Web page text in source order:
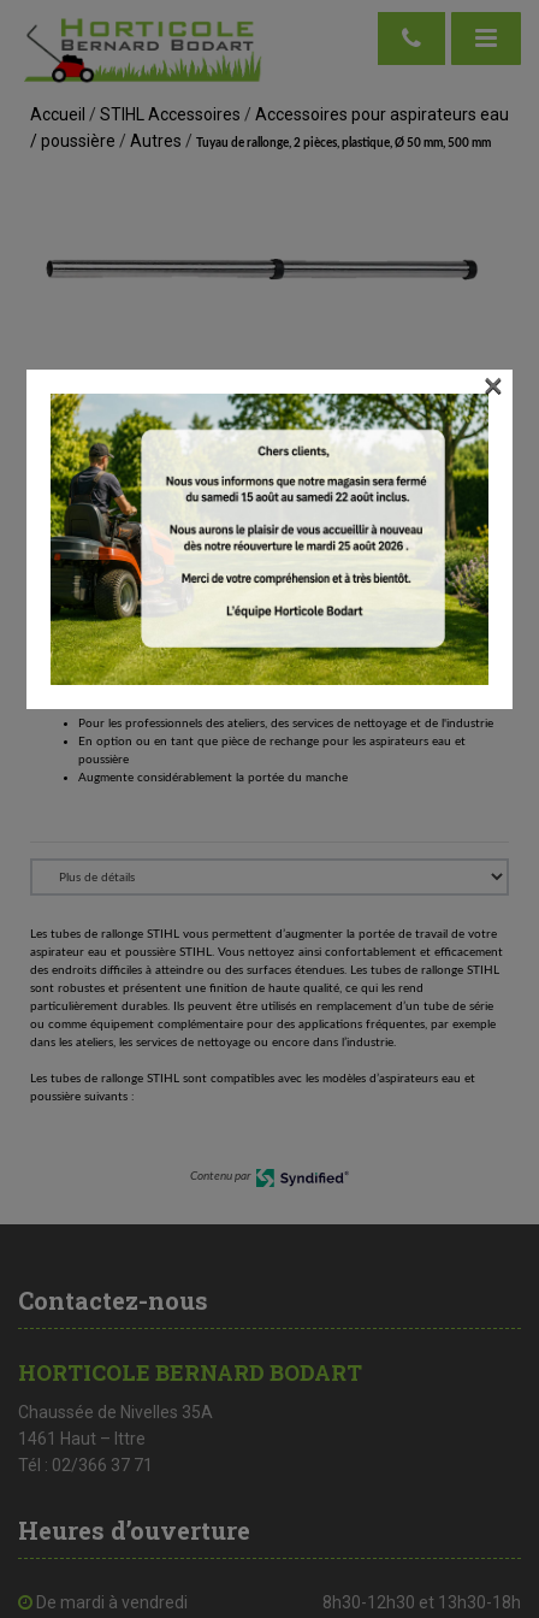
Accueil / STIHL Accessoires / Accessoires pour aspirateurs eau
/ poussière / Autres / Tuyau de rallonge, 2 pièces, plastique, Ø 50 mm, 500 mm
STIHL
Tuyau de rallonge, 2 pièces, plastique, Ø 50
mm, 500 mm
# 49015031605
Autres
24.10
Tous les prix comprennent la TVA de 21%.
Réserver
Pour les professionnels des ateliers, des services de nettoyage et de l'industrie
En option ou en tant que pièce de rechange pour les aspirateurs eau et
poussière
Augmente considérablement la portée du manche
Les tubes de rallonge STIHL vous permettent d’augmenter la portée de travail de votre
aspirateur eau et poussière STIHL. Vous nettoyez ainsi confortablement et efficacement
des endroits difficiles à atteindre ou des surfaces étendues. Les tubes de rallonge STIHL
sont robustes et présentent une finition de haute qualité, ce qui les rend
particulièrement durables. Ils peuvent être utilisés en remplacement d’un tube de série
ou comme équipement complémentaire pour des applications fréquentes, par exemple
dans les ateliers, les services de nettoyage ou encore dans l’industrie.
Les tubes de rallonge STIHL sont compatibles avec les modèles d’aspirateurs eau et
poussière suivants :
Contenu par
Contactez-nous
HORTICOLE BERNARD BODART
Chaussée de Nivelles 35A
1461 Haut – Ittre
Tél : 02/366 37 71
Heures d’ouverture
De mardi à vendredi 8h30-12h30 et 13h30-18h
×